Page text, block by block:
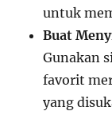
untuk
Buat
Gunakan
favorit
yang